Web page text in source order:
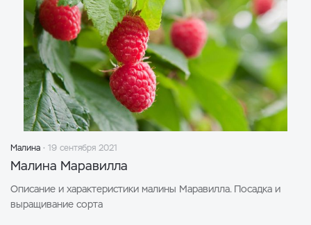
Малина 19 сентября 2021
Малина Маравилла
Описание и характеристики малины Маравилла. Посадка и
выращивание сорта